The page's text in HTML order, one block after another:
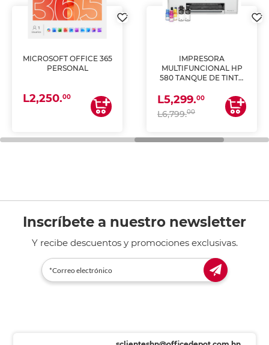
MICROSOFT OFFICE 365
PERSONAL
L2,250.00
IMPRESORA
MULTIFUNCIONAL HP
580 TANQUE DE TINTA
ESCANEA)
L5,299.00
L6,799.00
Inscríbete a nuestro newsletter
Y recibe descuentos y promociones exclusivas.